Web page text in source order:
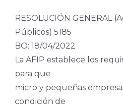
RESOLUCIÓN GENERAL
Públicos) 5185
BO: 18/04/2022
La AFIP establece los
para que
micro y pequeñas
condición de